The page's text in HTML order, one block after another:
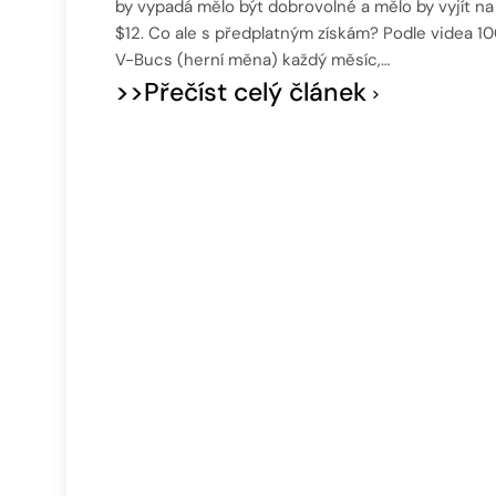
by vypadá mělo být dobrovolné a mělo by vyjít na
$12. Co ale s předplatným získám? Podle videa
V-Bucs (herní měna) každý měsíc,…
>>Přečíst celý článek